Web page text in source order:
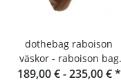
dothebag raboison
väskor - raboison bag
upend Stående format
189,00 € -235,00 €*